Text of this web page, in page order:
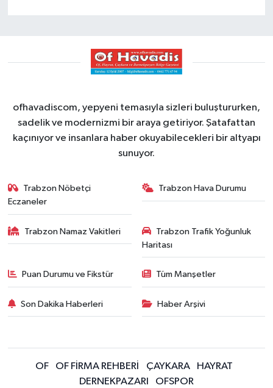
ofhavadiscom, yepyeni temasıyla sizleri buluştururken,
sadelik ve modernizmi bir araya getiriyor. Şatafattan
kaçınıyor ve insanlara haber okuyabilecekleri bir altyapı
sunuyor.
Trabzon Nöbetçi
Eczaneler
Trabzon Hava Durumu
Trabzon Namaz Vakitleri
Trabzon Trafik Yoğunluk
Haritası
Puan Durumu ve Fikstür Tüm Manşetler
Son Dakika Haberleri Haber Arşivi
OF OF FİRMA REHBERİ ÇAYKARA
HAYRAT
DERNEKPAZARI
OFSPOR